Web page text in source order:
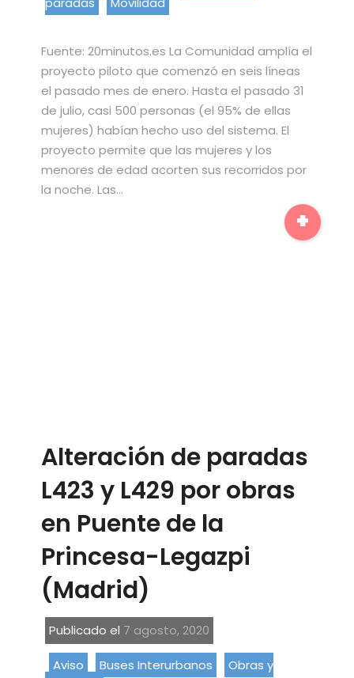
Fuente: 20minutos.es La Comunidad amplía el
proyecto piloto que comenzó en seis líneas
el pasado mes de enero. Hasta el pasado 31
de julio, casi 500 personas (el 95% de ellas
mujeres) habían hecho uso del sistema. El
proyecto permite que las mujeres y los
menores de edad acorten sus recorridos por
la noche. Las…
+
Alteración de paradas
L423 y L429 por obras
en Puente de la
Princesa-Legazpi
(Madrid)
Publicado el 7 agosto, 2020
Aviso Buses Interurbanos
Obras y